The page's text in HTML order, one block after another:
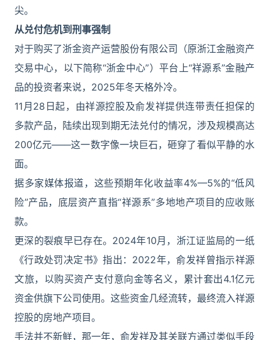
尖。
从兑付危机到刑事强制
对于购买了浙金资产运营股份有限公司（原浙江金融资产
交易中心，以下简称“浙金中心”）平台上“祥源系”金融产
品的投资者来说，2025年冬天格外冷。
11月28日起，由祥源控股及俞发祥提供连带责任担保的
多款产品，陆续出现到期无法兑付的情况，涉及规模高达
200亿元——这一数字像一块巨石，砸穿了看似平静的水
面。
据多家媒体报道，这些预期年化收益率4%—5%的“低风
险”产品，底层资产直指“祥源系”多地地产项目的应收账
款。
更深的裂痕早已存在。2024年10月，浙江证监局的一纸
《行政处罚决定书》指出：2022年，俞发祥曾指示祥源
文旅，以购买资产支付意向金等名义，累计套出4.1亿元
资金供旗下公司使用。这些资金几经流转，最终流入祥源
控股的房地产项目。
手法并不新鲜，那一年，俞发祥及其关联方通过类似手段